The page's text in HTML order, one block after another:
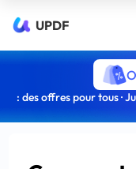
UPDF
: des offres pour tous ·